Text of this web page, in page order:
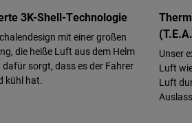
3K-Shell-Technologie
mit einer großen
die heiße Luft aus dem Helm
sorgt, dass es der Fahrer
kühl hat.
Unser
Luft
Luft